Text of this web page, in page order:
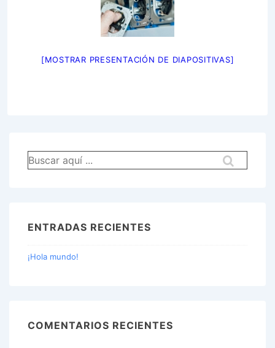
[MOSTRAR PRESENTACIÓN DE DIAPOSITIVAS]
Buscar
por:
ENTRADAS RECIENTES
¡Hola mundo!
COMENTARIOS RECIENTES